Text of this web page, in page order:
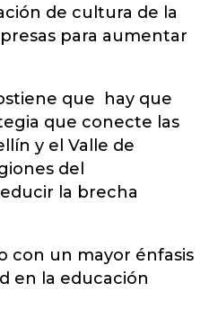
de cultura de la
para aumentar
que hay que
que conecte las
y el Valle de
del
la brecha
con un mayor énfasis
en la educación